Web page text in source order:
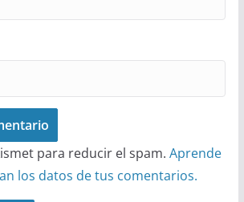
para reducir el spam. Aprende
los datos de tus comentarios.